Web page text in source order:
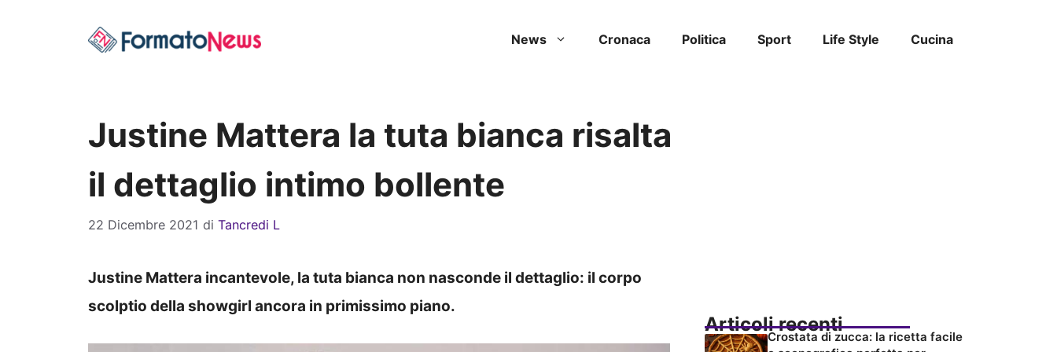
News Cronaca Politica Sport Life Style Cucina
Justine Mattera la tuta bianca risalta
il dettaglio intimo bollente
22 Dicembre 2021 di Tancredi L
Justine Mattera incantevole, la tuta bianca non nasconde il dettaglio: il corpo
scolptio della showgirl ancora in primissimo piano.
Articoli recenti
Crostata di zucca: la ricetta facile